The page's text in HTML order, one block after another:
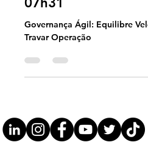
sem Travar
07h31
Travar Operação